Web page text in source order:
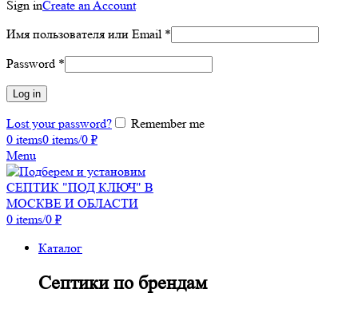
Sign inCreate an Account
Имя пользователя или Email *
Password *
Log in
Lost your password?
Remember me
0 items0 items/0 ₽
Menu
0 items/0 ₽
Каталог
Септики по брендам